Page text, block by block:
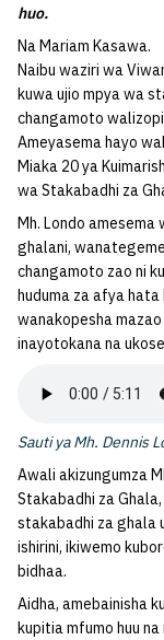
huo.
Na Mariam Kasawa.
Naibu waziri wa
kuwa ujio mpya wa
changamoto
‎Ameyasema hayo
Miaka 20 ya
wa Stakabadhi za
Mh. Londo amesema
ghalani,
changamoto zao ni
huduma za afya
wanakopesha
inayotokana na
Sauti ya Mh. Dennis
‎Awali akizungumza
Stakabadhi za
stakabadhi za ghala
ishirini, ikiwemo
bidhaa.
Aidha, amebainisha
kupitia mfumo huu